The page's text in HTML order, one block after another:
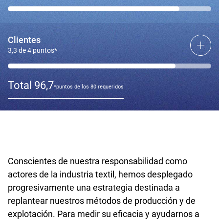
organizaciones benéficas.
Integramos la dimensión de la RSC en nuestros órganos de
decisión y en nuestra estrategia, y contamos con una alta
representación de mujeres en los puestos directivos. Un comité de
partes interesadas externas nos ayuda a orientar nuestras
políticas sociales y medioambientales.
Clientes
3,3 de 4 puntos*
Aseguramos la calidad de los productos que vendemos y
comunicamos información fiable a nuestros clientes, al tiempo que
garantizamos una estricta política de confidencialidad y protección
Total 96,7*puntos de los 80 requeridos
Conscientes de nuestra responsabilidad como
actores de la industria textil, hemos desplegado
progresivamente una estrategia destinada a
replantear nuestros métodos de producción y de
explotación. Para medir su eficacia y ayudarnos a